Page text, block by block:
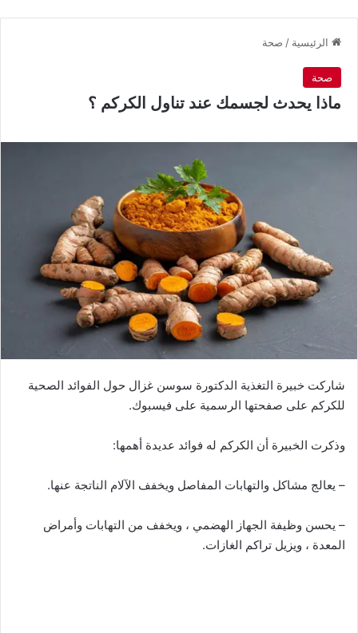
الرئيسية / صحة
صحة
ماذا يحدث لجسمك عند تناول الكركم ؟
شاركت خبيرة التغذية الدكتورة سوسن غزال حول الفوائد الصحية
للكركم على صفحتها الرسمية على فيسبوك.
وذكرت الخبيرة أن الكركم له فوائد عديدة أهمها:
– يعالج مشاكل والتهابات المفاصل ويخفف الآلام الناتجة عنها.
– يحسن وظيفة الجهاز الهضمي ، ويخفف من التهابات وأمراض
المعدة ، ويزيل تراكم الغازات.